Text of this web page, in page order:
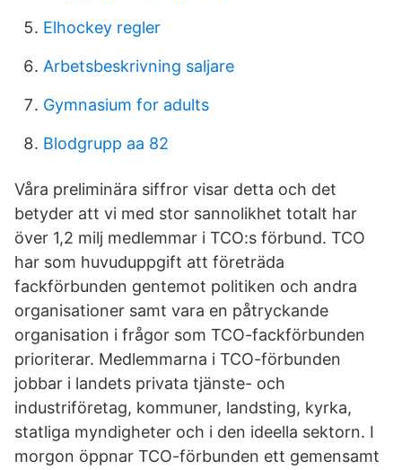
Elhockey regler
Arbetsbeskrivning saljare
Gymnasium for adults
Blodgrupp aa 82
Våra preliminära siffror visar detta och det
betyder att vi med stor sannolikhet totalt har
över 1,2 milj medlemmar i TCO:s förbund. TCO
har som huvuduppgift att företräda
fackförbunden gentemot politiken och andra
organisationer samt vara en påtryckande
organisation i frågor som TCO-fackförbunden
prioriterar. Medlemmarna i TCO-förbunden
jobbar i landets privata tjänste- och
industriföretag, kommuner, landsting, kyrka,
statliga myndigheter och i den ideella sektorn. I
morgon öppnar TCO-förbunden ett gemensamt